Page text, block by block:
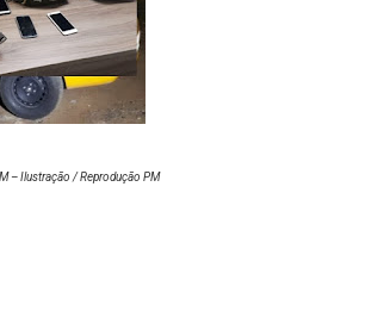
– Ilustração / Reprodução PM